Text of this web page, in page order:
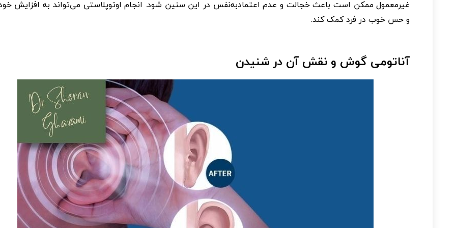
غیرمعمول ممکن است باعث خجالت و عدم اعتمادبه‌نفس در این سنین شود. انجام اوتوپلاستی می‌تواند به افزایش
و حس خوب در فرد کمک کند.
آناتومی گوش و نقش آن در شنیدن